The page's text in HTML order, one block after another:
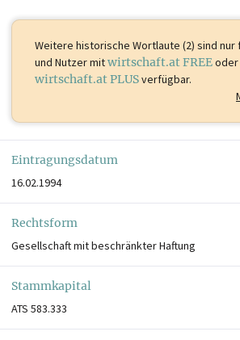
Weitere historische Wortlaute (2) sind nur
und Nutzer mitwirtschaft.at FREE
wirtschaft.at PLUSverfügbar.
Eintragungsdatum
16.02.1994
Rechtsform
Gesellschaft mit beschränkter Haftung
Stammkapital
ATS 583.333